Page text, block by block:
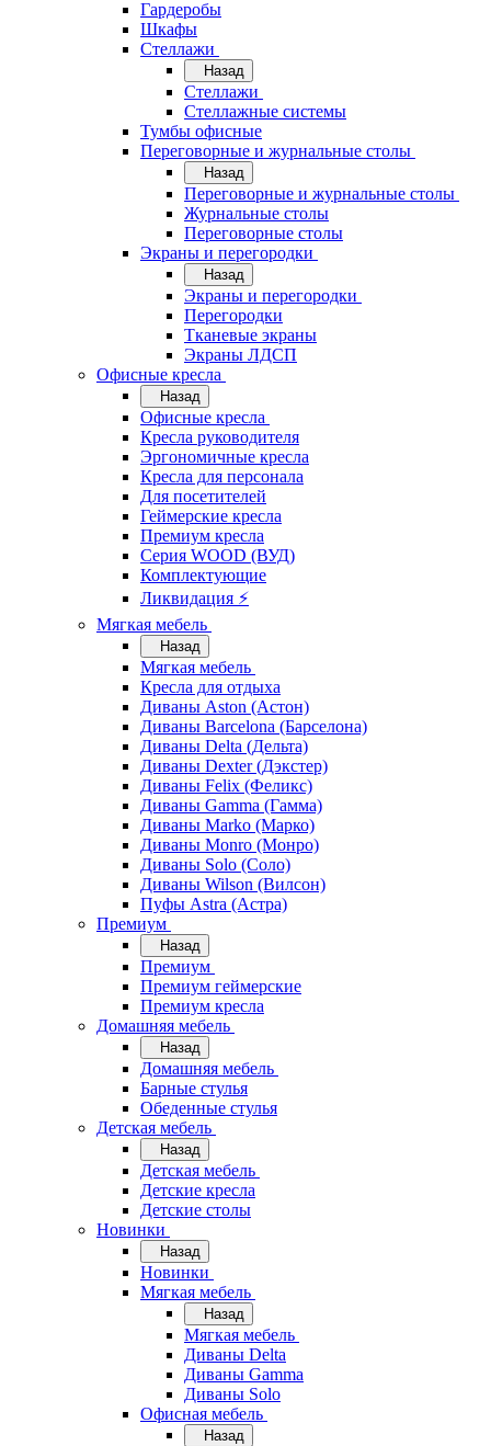
Гардеробы
Шкафы
Стеллажи
Назад
Стеллажи
Стеллажные системы
Тумбы офисные
Переговорные и журнальные столы
Назад
Переговорные и журнальные столы
Журнальные столы
Переговорные столы
Экраны и перегородки
Назад
Экраны и перегородки
Перегородки
Тканевые экраны
Экраны ЛДСП
Офисные кресла
Назад
Офисные кресла
Кресла руководителя
Эргономичные кресла
Кресла для персонала
Для посетителей
Геймерские кресла
Премиум кресла
Серия WOOD (ВУД)
Комплектующие
Ликвидация ⚡
Мягкая мебель
Назад
Мягкая мебель
Кресла для отдыха
Диваны Aston (Астон)
Диваны Barcelona (Барселона)
Диваны Delta (Дельта)
Диваны Dexter (Дэкстер)
Диваны Felix (Феликс)
Диваны Gamma (Гамма)
Диваны Marko (Марко)
Диваны Monro (Монро)
Диваны Solo (Соло)
Диваны Wilson (Вилсон)
Пуфы Astra (Астра)
Премиум
Назад
Премиум
Премиум геймерские
Премиум кресла
Домашняя мебель
Назад
Домашняя мебель
Барные стулья
Обеденные стулья
Детская мебель
Назад
Детская мебель
Детские кресла
Детские столы
Новинки
Назад
Новинки
Мягкая мебель
Назад
Мягкая мебель
Диваны Delta
Диваны Gamma
Диваны Solo
Офисная мебель
Назад